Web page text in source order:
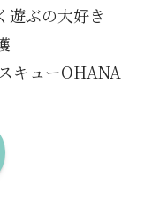
遊ぶの大好き
キューOHANA